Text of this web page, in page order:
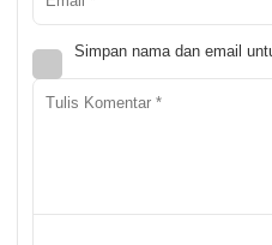
Simpan nama dan email